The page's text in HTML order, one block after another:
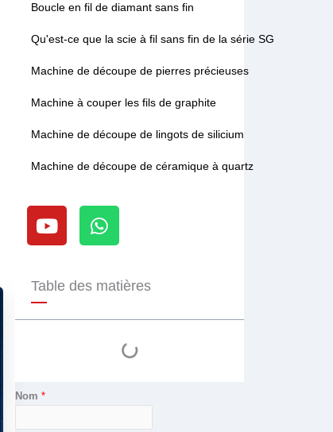
Boucle en fil de diamant sans fin
Qu'est-ce que la scie à fil sans fin de la série SG
Machine de découpe de pierres précieuses
Machine à couper les fils de graphite
Machine de découpe de lingots de silicium
Machine de découpe de céramique à quartz
Y
o
u
u
b
e
W
h
a
s
p
Table des matières
Nom*